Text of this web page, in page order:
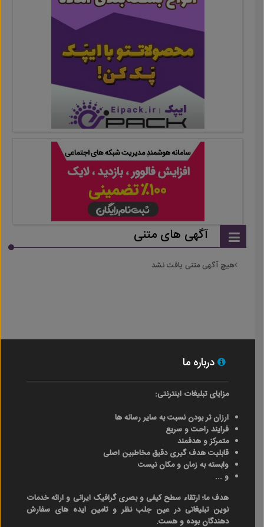
آگهی های متنی
هیچ آگهی متنی یافت نشد
درباره ما
مزایای تبلیغات اینترنتی:
ارزان تر بودن نسبت به سایر رسانه ها
فرایند راحت و سریع
متمرکز و هدفمند
قابلیت هدف گیری دقیق مخاطبین اصلی
وابسته به زمان و مکان نیست
و ...
هدف ما؛ ارتقاء سطح کیفی و بصری گرافیک ایرانی و ارائه خدمات
نوین تبلیغاتی در عین جلب نظر و تامین ایده های سفارش
دهندگان بوده و هست.